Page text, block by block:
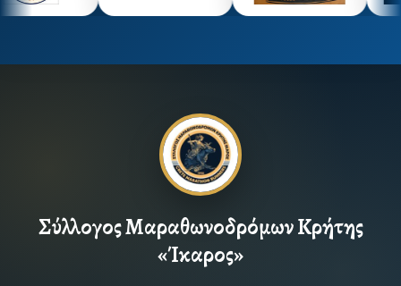
Σύλλογος Μαραθωνοδρόμων Κρήτης
«Ίκαρος»